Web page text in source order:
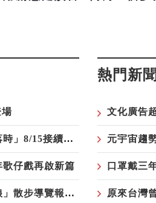
場
野孩子音樂節「當青春灑落時」8/15接續登場
歌仔戲再啟新篇
最堅強ㄟ節烈女魂「陳守娘」散步導覽報名開跑
熱門新聞
元宇宙趨
原來台灣